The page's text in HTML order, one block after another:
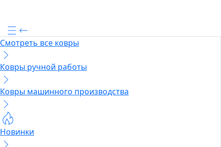
Смотреть все ковры
Ковры ручной работы
Ковры машинного производства
Новинки